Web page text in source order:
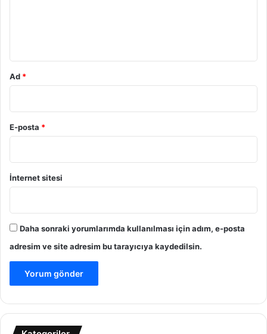
Ad *
E-posta *
İnternet sitesi
Daha sonraki yorumlarımda kullanılması için adım, e-posta
adresim ve site adresim bu tarayıcıya kaydedilsin.